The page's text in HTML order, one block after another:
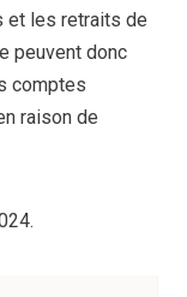
et les retraits de
peuvent donc
comptes
raison de